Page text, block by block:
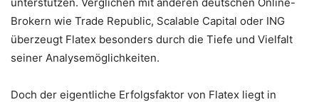
Brokern wie Trade Republic, Scalable Capital oder ING
überzeugt Flatex besonders durch die Tiefe und Vielfalt
seiner Analysemöglichkeiten.
Doch der eigentliche Erfolgsfaktor von Flatex liegt in